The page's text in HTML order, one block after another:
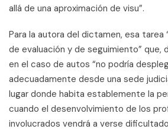
allá de una aproximación de visu”.
Para la autora del dictamen, esa tarea
de evaluación y de seguimiento” que,
en el caso de autos “no podría
adecuadamente desde una sede
lugar donde habita establemente la
cuando el desenvolvimiento de los
involucrados vendrá a verse